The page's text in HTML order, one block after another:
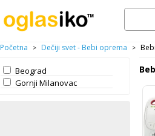
Početna > Dečiji svet - Bebi oprema >
Beograd
Gornji Milanovac